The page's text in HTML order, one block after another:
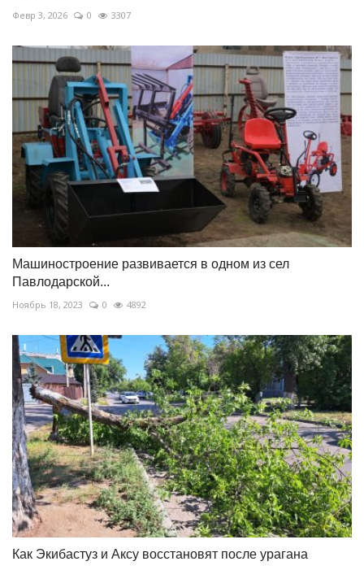
Февр 3, 2026 0 3307
Машиностроение развивается в одном из сел
Павлодарской...
Ноябрь 18, 2023 0 4892
Как Экибастуз и Аксу восстановят после урагана